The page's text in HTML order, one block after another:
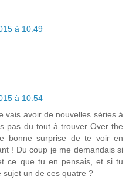
à 10:49
à 10:54
vais avoir de nouvelles séries à
pas du tout à trouver Over the
bonne surprise de te voir en
! Du coup je me demandais si
ce que tu en pensais, et si tu
sujet un de ces quatre ?